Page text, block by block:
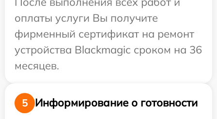
оплаты услуги Вы получите
фирменный сертификат на ремонт
устройства Blackmagic сроком на 36
месяцев.
5
Информирование о готовности